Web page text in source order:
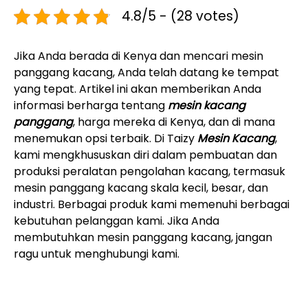
4.8/5 - (28 votes)
Jika Anda berada di Kenya dan mencari mesin
panggang kacang, Anda telah datang ke tempat
yang tepat. Artikel ini akan memberikan Anda
informasi berharga tentang mesin kacang
panggang, harga mereka di Kenya, dan di mana
menemukan opsi terbaik. Di Taizy Mesin Kacang,
kami mengkhususkan diri dalam pembuatan dan
produksi peralatan pengolahan kacang, termasuk
mesin panggang kacang skala kecil, besar, dan
industri. Berbagai produk kami memenuhi berbagai
kebutuhan pelanggan kami. Jika Anda
membutuhkan mesin panggang kacang, jangan
ragu untuk menghubungi kami.